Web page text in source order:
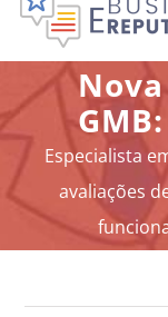
INÍCIO
A SUA
A SUA
MEUS
OUTRAS
NEWS
Especialista
avaliações